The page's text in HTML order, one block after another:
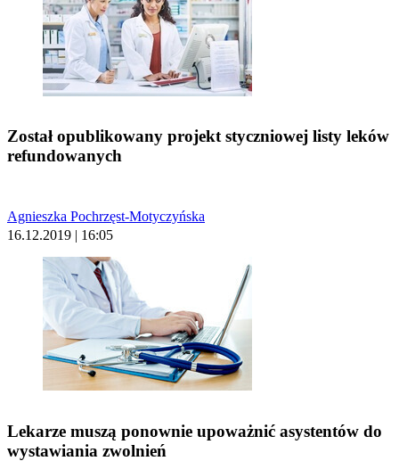
Został opublikowany projekt styczniowej listy leków
refundowanych
Agnieszka Pochrzęst-Motyczyńska
16.12.2019 | 16:05
Lekarze muszą ponownie upoważnić asystentów do
wystawiania zwolnień